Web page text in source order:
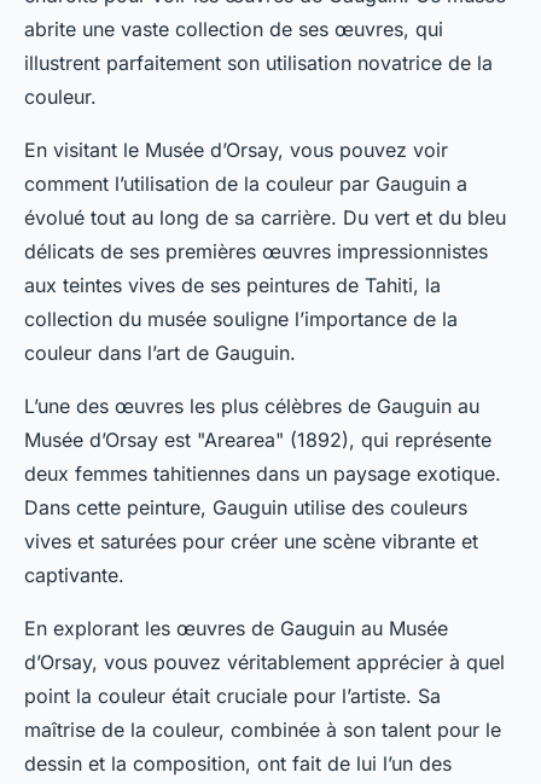
abrite une vaste collection de ses œuvres, qui
illustrent parfaitement son utilisation novatrice de la
couleur.
En visitant le Musée d’Orsay, vous pouvez voir
comment l’utilisation de la couleur par Gauguin a
évolué tout au long de sa carrière. Du vert et du bleu
délicats de ses premières œuvres impressionnistes
aux teintes vives de ses peintures de Tahiti, la
collection du musée souligne l’importance de la
couleur dans l’art de Gauguin.
L’une des œuvres les plus célèbres de Gauguin au
Musée d’Orsay est "Arearea" (1892), qui représente
deux femmes tahitiennes dans un paysage exotique.
Dans cette peinture, Gauguin utilise des couleurs
vives et saturées pour créer une scène vibrante et
captivante.
En explorant les œuvres de Gauguin au Musée
d’Orsay, vous pouvez véritablement apprécier à quel
point la couleur était cruciale pour l’artiste. Sa
maîtrise de la couleur, combinée à son talent pour le
dessin et la composition, ont fait de lui l’un des